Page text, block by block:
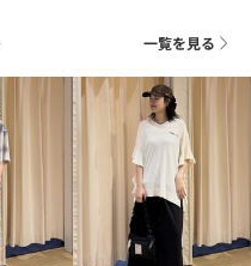
一覧を見る